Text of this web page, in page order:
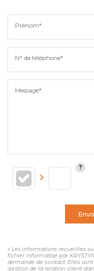
Prénom*
N° de téléphone*
Message*
« Les informations recueillies
fichier informatisé par
demande de contact. Elles
gestion de la relation client